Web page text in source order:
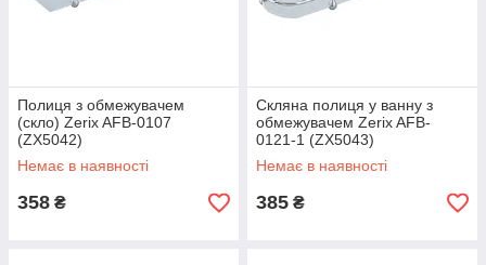
Полиця з обмежувачем
(скло) Zerix AFB-0107
(ZX5042)
Немає в наявності
358 ₴
Скляна полиця у ванну з
обмежувачем Zerix AFB-
0121-1 (ZX5043)
Немає в наявності
385 ₴